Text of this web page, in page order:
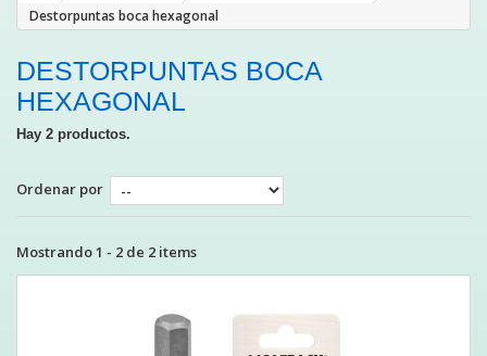
Destorpuntas boca hexagonal
DESTORPUNTAS BOCA
HEXAGONAL
Hay 2 productos.
Ordenar por
Mostrando 1 - 2 de 2 items